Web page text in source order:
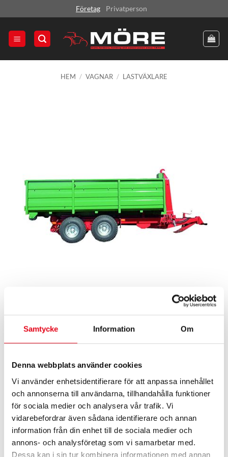
Samtycke Information Om
Denna webbplats använder cookies
Vi använder enhetsidentifierare för att anpassa innehållet
och annonserna till användarna, tillhandahålla funktioner
för sociala medier och analysera vår trafik. Vi
vidarebefordrar även sådana identifierare och annan
information från din enhet till de sociala medier och
annons- och analysföretag som vi samarbetar med.
Dessa kan i sin tur kombinera informationen med annan
to
content
Företag Privatperson
HEM / VAGNAR / LASTVÄXLARE
Lastväxlarcontainer DF-098
65 900krexkl. moms
Möre lastväxlarcontainer, 9.8 m³